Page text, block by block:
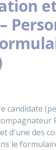
candidate
d'une des
le